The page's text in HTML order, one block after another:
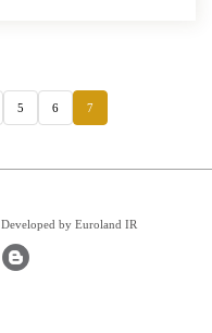
5 6 7
Developed by Euroland IR